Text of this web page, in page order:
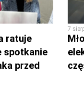
ratuje
spotkanie
przed
7